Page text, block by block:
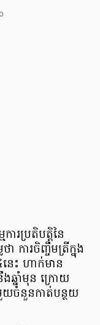
រប្រតិបត្តិនៃ
ា ការចិញ្ចឹមត្រីក្នុង
េះ ហាក់មាន
ឆ្នាំមុន ក្រោយ
យចំនួនកាត់បន្ថយ